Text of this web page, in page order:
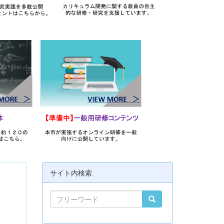
サイト内検索